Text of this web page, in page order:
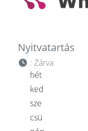
Nyitvatartás
: Zárva
hét
ked
sze
csü